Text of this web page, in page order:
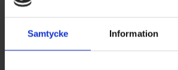
Samtycke Information
Onlinelager:
oss).